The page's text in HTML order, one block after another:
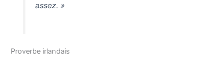
assez. »
Proverbe irlandais